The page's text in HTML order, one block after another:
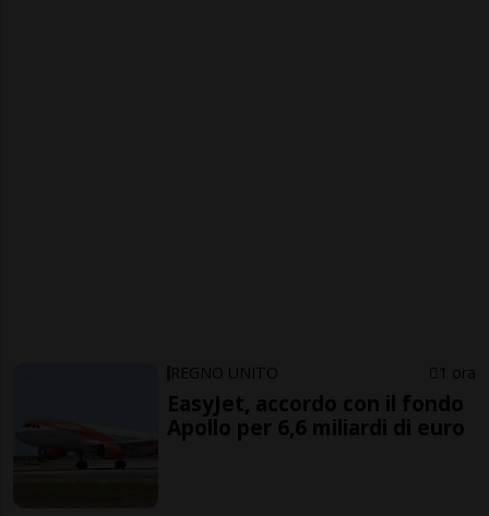
REGNO UNITO 1 ora
EasyJet, accordo con il fondo
Apollo per 6,6 miliardi di euro